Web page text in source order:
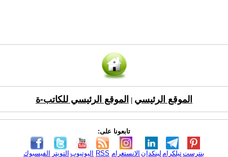
الموقع الرئيسي الموقع الرئيسي للكاتب-ة
تابعونا على:
الفيسبوك التويتر اليوتيوب RSS الانستغرام لينكدإن تيلكرامبنترست